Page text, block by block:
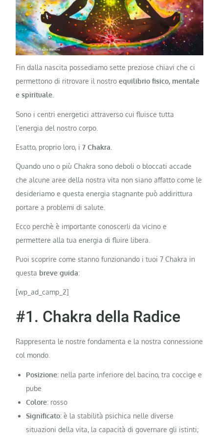
Fin dalla nascita possediamo sette preziose chiavi che ci
permettono di ritrovare il nostroequilibrio fisico, mentale
e spirituale.
Sono i centri energetici attraverso cui fluisce tutta
l’energia del nostro corpo.
Esatto, proprio loro, i 7 Chakra.
Quando uno o più Chakra sono deboli o bloccati accade
che alcune aree della nostra vita non siano affatto come le
desideriamo e questa energia stagnante può addirittura
portare a problemi di salute.
Ecco perchè è importante conoscerli da vicino e
permettere alla tua energia di fluire libera.
Puoi scoprire come stanno funzionando i tuoi 7 Chakra in
questa breve guida:
[wp_ad_camp_2]
#1. Chakra della Radice
Rappresenta le nostre fondamenta e la nostra connessione
col mondo.
Posizione: nella parte inferiore del bacino, tra coccige e
pube
Colore: rosso
Significato: è la stabilità psichica nelle diverse
situazioni della vita, la capacità di governare gli istinti;